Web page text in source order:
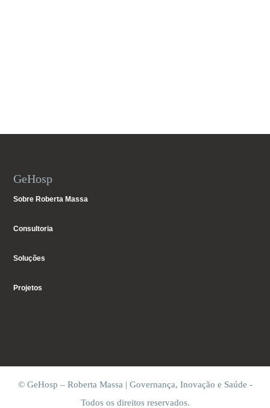
GeHosp
Sobre Roberta Massa
Consultoria
Soluções
Projetos
© GeHosp – Roberta Massa | Governança, Inovação e Saúde -
Todos os direitos reservados.